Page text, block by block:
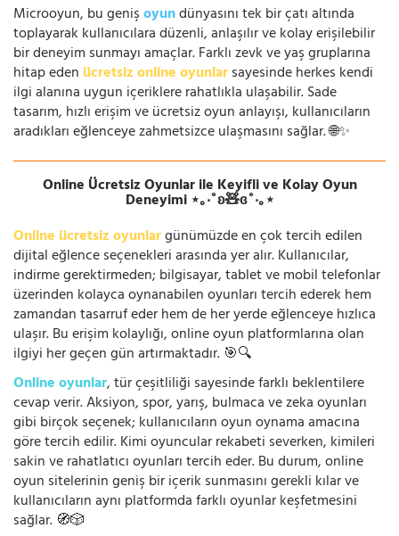
Microoyun, bu genişoyundünyasını tek bir çatı altında
toplayarak kullanıcılara düzenli, anlaşılır ve kolay erişilebilir
bir deneyim sunmayı amaçlar. Farklı zevk ve yaş gruplarına
hitap eden ücretsiz online oyunlarsayesinde herkes kendi
ilgi alanına uygun içeriklere rahatlıkla ulaşabilir. Sade
tasarım, hızlı erişim ve ücretsiz oyun anlayışı, kullanıcıların
aradıkları eğlenceye zahmetsizce ulaşmasını sağlar. 🌐✨
Online Ücretsiz Oyunlar ile Keyifli ve Kolay Oyun
Deneyimi ⋆｡‧˚ʚ🧸ɞ˚‧｡⋆
Online ücretsiz oyunlargünümüzde en çok tercih edilen
dijital eğlence seçenekleri arasında yer alır. Kullanıcılar,
indirme gerektirmeden; bilgisayar, tablet ve mobil telefonlar
üzerinden kolayca oynanabilen oyunları tercih ederek hem
zamandan tasarruf eder hem de her yerde eğlenceye hızlıca
ulaşır. Bu erişim kolaylığı, online oyun platformlarına olan
ilgiyi her geçen gün artırmaktadır. 🎯🔍
Online oyunlar, tür çeşitliliği sayesinde farklı beklentilere
cevap verir. Aksiyon, spor, yarış, bulmaca ve zeka oyunları
gibi birçok seçenek; kullanıcıların oyun oynama amacına
göre tercih edilir. Kimi oyuncular rekabeti severken, kimileri
sakin ve rahatlatıcı oyunları tercih eder. Bu durum, online
oyun sitelerinin geniş bir içerik sunmasını gerekli kılar ve
kullanıcıların aynı platformda farklı oyunlar keşfetmesini
sağlar. 🧭🎲